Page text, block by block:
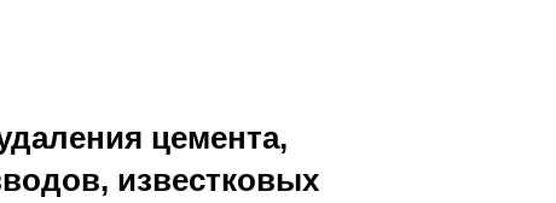
цемента,
известковых